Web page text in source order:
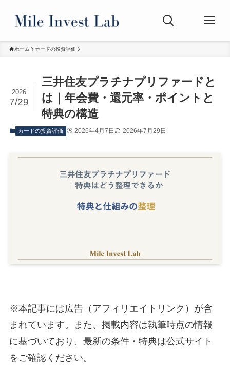
ホーム カードの投資評価
三井住友プラチナプリファードと
は｜年会費・還元率・ポイントと
特典の構造
2026
7/29
カードの投資評価 2026年4月7日 2026年7月29日
※本記事には広告（アフィリエイトリンク）が含
まれています。また、掲載内容は執筆時点の情報
に基づいており、最新の条件・特典は公式サイト
をご確認ください。